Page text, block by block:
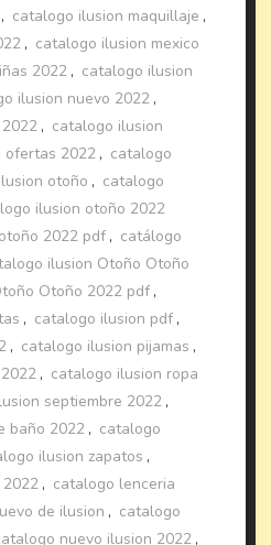
, catalogo ilusion maquillaje ,
, catalogo ilusion mexico
2022 , catalogo ilusion
ilusion nuevo 2022 ,
, catalogo ilusion
ofertas 2022 , catalogo
otoño , catalogo
ilusion otoño 2022
2022 pdf , catálogo
ilusion Otoño Otoño
Otoño 2022 pdf ,
, catalogo ilusion pdf ,
, catalogo ilusion pijamas ,
, catalogo ilusion ropa
septiembre 2022 ,
baño 2022 , catalogo
ilusion zapatos ,
, catalogo lenceria
de ilusion , catalogo
nuevo ilusion 2022 ,